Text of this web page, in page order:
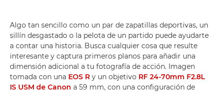
Algo tan sencillo como un par de zapatillas deportivas, un
sillín desgastado o la pelota de un partido puede ayudarte
a contar una historia. Busca cualquier cosa que resulte
interesante y captura primeros planos para añadir una
dimensión adicional a tu fotografía de acción. Imagen
tomada con una EOS R y un objetivo RF 24-70mm F2.8L
IS USM de Canon a 59 mm, con una configuración de